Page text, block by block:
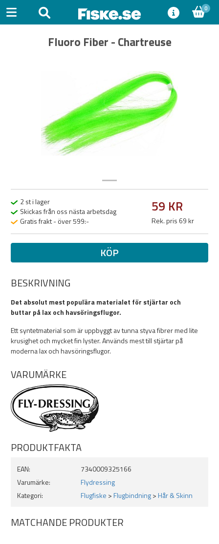
0
Fluoro Fiber - Chartreuse
2 st i lager
Skickas från oss nästa arbetsdag
Gratis frakt - över 599:-
59 KR
Rek. pris 69 kr
KÖP
BESKRIVNING
Det absolut mest populära materialet för stjärtar och
buttar på lax och havsöringsflugor.
Ett syntetmaterial som är uppbyggt av tunna styva fibrer med lite
krusighet och mycket fin lyster. Används mest till stjärtar på
moderna lax och havsöringsflugor.
VARUMÄRKE
PRODUKTFAKTA
EAN:
7340009325166
Varumärke:
Flydressing
Kategori:
Flugfiske >Flugbindning>Hår & Skinn
MATCHANDE PRODUKTER